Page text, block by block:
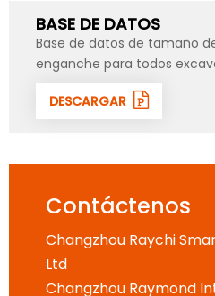
BASE DE DATOS
Base de datos de tamaño
enganche para todos
DESCARGAR
Contáctenos
Changzhou Raychi
Ltd
Changzhou Raymond